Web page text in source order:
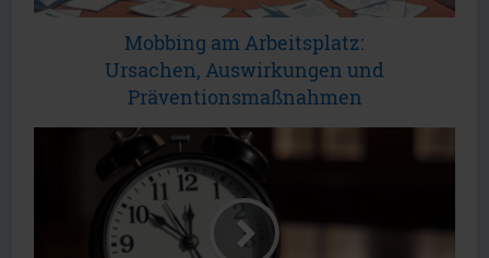
Mobbing am Arbeitsplatz:
Ursachen, Auswirkungen und
Präventionsmaßnahmen